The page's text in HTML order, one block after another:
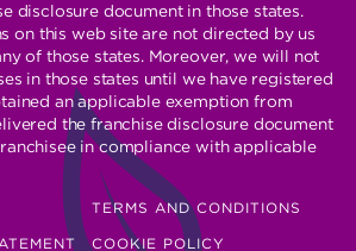
disclosure document in those states.
on this web site are not directed by us
of those states. Moreover, we will not
in those states until we have registered
an applicable exemption from
the franchise disclosure document
in compliance with applicable
TERMS AND CONDITIONS
COOKIE POLICY